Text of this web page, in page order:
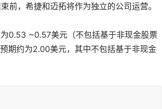
前，希捷和迈拓将作为独立的公司运营。
0.53 ~0.57美元（不包括基于非现金股票
期约为2.00美元，其中不包括基于非现金